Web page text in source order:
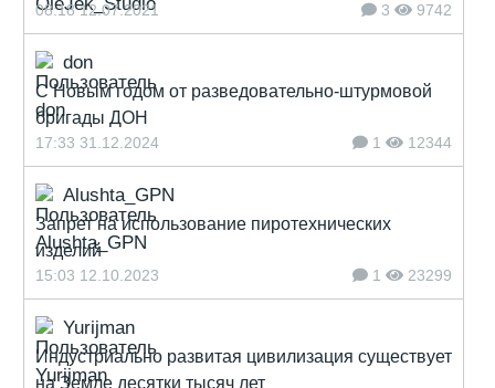
08:18 12.07.2021 3 9742
don
С Новым годом от разведовательно-штурмовой
бригады ДОН
17:33 31.12.2024 1 12344
Alushta_GPN
Запрет на использование пиротехнических
изделий
15:03 12.10.2023 1 23299
Yurijman
Индустриально развитая цивилизация существует
на Земле десятки тысяч лет